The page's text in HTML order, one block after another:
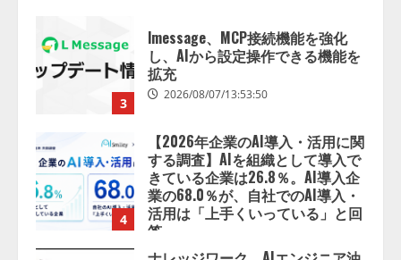
4
【2026年企業のAI導入・活用に関
する調査】AIを組織として導入で
きている企業は26.8％。AI導入企
業の68.0％が、自社でのAI導入・
活用は「上手くいっている」と回
2026/08/07/13:53:50
5
ナレッジワーク、AIエンジニア油
井 誠（@myui）が入社。「セール
スAIエージェントOS」「営業領域
の業界特化LLM」の開発とAI研究
開発をリード